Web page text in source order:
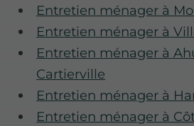
Entretien ménager à
Entretien ménager à
Entretien ménager à
Cartierville
Entretien ménager à
Entretien ménager à